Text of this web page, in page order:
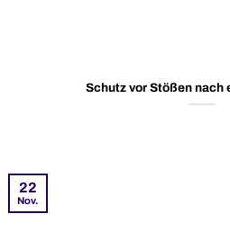
Schutz vor Stößen nach
22
Nov.